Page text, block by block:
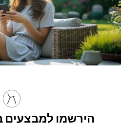
הירשמו למבצעים